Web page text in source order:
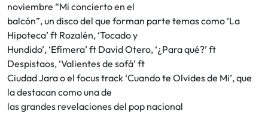
noviembre “Mi concierto en el
balcón”, un disco del que forman parte temas como ‘La
Hipoteca’ ft Rozalén, ‘Tocado y
Hundido’, ‘Efímera’ ft David Otero, ‘¿Para qué?’ ft
Despistaos, ‘Valientes de sofá’ ft
Ciudad Jara o el focus track ‘Cuando te Olvides de Mi’, que
la destacan como una de
las grandes revelaciones del pop nacional